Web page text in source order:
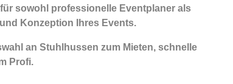
sowohl professionelle Eventplaner als
Konzeption Ihres Events.
an Stuhlhussen zum Mieten, schnelle
Profi.